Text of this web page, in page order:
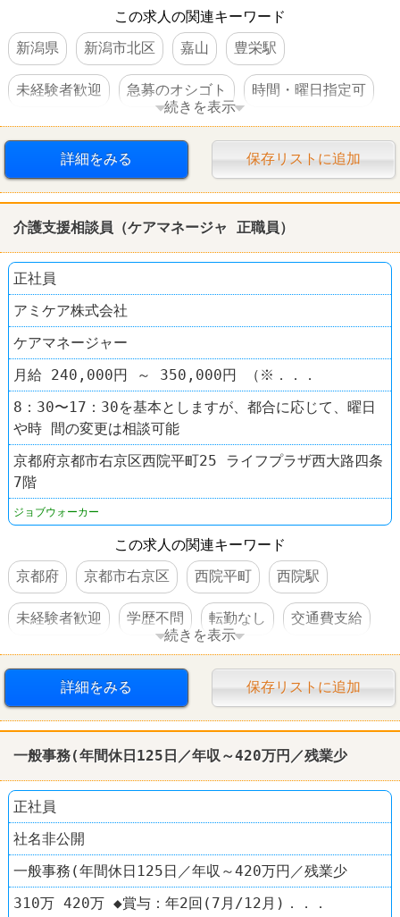
この求人の関連キーワード
新潟県
新潟市北区 嘉山 豊栄駅
未経験者歓迎 急募のオシゴト 時間・曜日指定可
経験者優遇 交通費支給 社保完備 昇給あり
社員割引あり 制服あり
続きを表示
詳細をみる 保存リストに追加
介護支援相談員（ケアマネージャ 正職員）
正社員
アミケア株式会社
ケアマネージャー
月給 240,000円 ～ 350,000円 （※．．．
8：30〜17：30を基本としますが、都合に応じて、曜日
や時 間の変更は相談可能
京都府京都市右京区西院平町25 ライフプラザ西大路四条
7階
ジョブウォーカー
この求人の関連キーワード
京都府
京都市右京区 西院平町 西院駅
未経験者歓迎 学歴不問 転勤なし 交通費支給
社保完備 昇給あり 賞与あり 駅チカ
禁煙・分煙
続きを表示
詳細をみる 保存リストに追加
一般事務(年間休日125日／年収～420万円／残業少
正社員
社名非公開
一般事務(年間休日125日／年収～420万円／残業少
310万 420万 ◆賞与：年2回(7月/12月)．．．